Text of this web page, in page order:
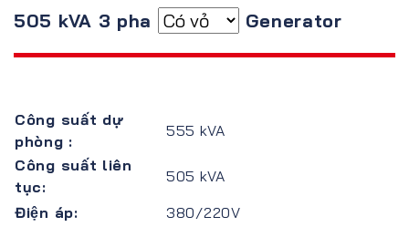
505 kVA 3 pha Generator
Công suất dự
phòng :
555 kVA
Công suất liên
tục:
505 kVA
Điện áp:
380/220V